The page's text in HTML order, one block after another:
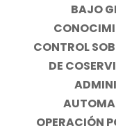
BAJO
CONTROL
DE
OPERACIÓN